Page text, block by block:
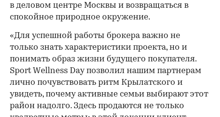
в деловом центре Москвы и возвращаться в
спокойное природное окружение.
«Для успешной работы брокера важно не
только знать характеристики проекта, но и
понимать образ жизни будущего покупателя.
Sport Wellness Day позволил нашим партнерам
лично почувствовать ритм Крылатского и
увидеть, почему активные семьи выбирают этот
район надолго. Здесь продаются не только